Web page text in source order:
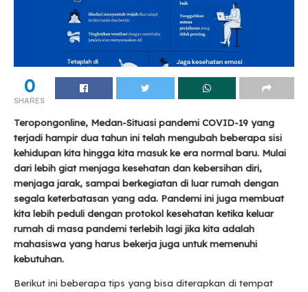
0
SHARES
Teropongonline, Medan-Situasi pandemi COVID-19 yang
terjadi hampir dua tahun ini telah mengubah beberapa sisi
kehidupan kita hingga kita masuk ke era normal baru. Mulai
dari lebih giat menjaga kesehatan dan kebersihan diri,
menjaga jarak, sampai berkegiatan di luar rumah dengan
segala keterbatasan yang ada. Pandemi ini juga membuat
kita lebih peduli dengan protokol kesehatan ketika keluar
rumah di masa pandemi terlebih lagi jika kita adalah
mahasiswa yang harus bekerja juga untuk memenuhi
kebutuhan.
Berikut ini beberapa tips yang bisa diterapkan di tempat